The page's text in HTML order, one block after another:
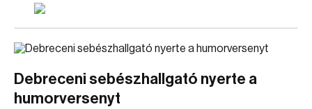
Debreceni sebészhallgató nyerte a
humorversenyt